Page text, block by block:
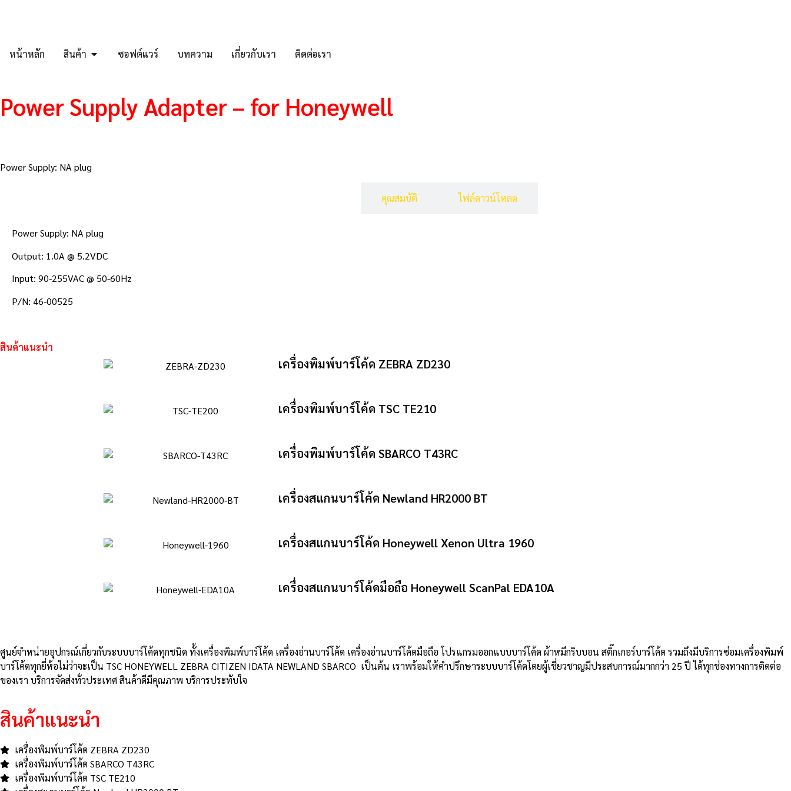
หน้าหลัก สินค้า ซอฟต์แวร์ บทความ เกี่ยวกับเรา ติดต่อเรา
Power Supply Adapter – for Honeywell
Power Supply: NA plug
คุณสมบัติ ไฟล์ดาวน์โหลด
Power Supply: NA plug
Output: 1.0A @ 5.2VDC
Input: 90-255VAC @ 50-60Hz
P/N: 46-00525
สินค้าแนะนำ
เครื่องพิมพ์บาร์โค้ด ZEBRA ZD230
เครื่องพิมพ์บาร์โค้ด TSC TE210
เครื่องพิมพ์บาร์โค้ด SBARCO T43RC
เครื่องสแกนบาร์โค้ด Newland HR2000 BT
เครื่องสแกนบาร์โค้ด Honeywell Xenon Ultra 1960
เครื่องสแกนบาร์โค้ดมือถือ Honeywell ScanPal EDA10A
ศูนย์จําหน่ายอุปกรณ์เกี่ยวกับระบบบาร์โค้ดทุกชนิด ทั้งเครื่องพิมพ์บาร์โค้ด เครื่องอ่านบาร์โค้ด เครื่องอ่านบาร์โค้ดมือถือ โปรแกรมออกแบบบาร์โค้ด ผ้าหมึกริบบอน สติ๊กเกอร์บาร์โค้ด รวมถึงมีบริการซ่อมเครื่องพิมพ์
บาร์โค้ดทุกยี่ห้อไม่ว่าจะเป็น TSC HONEYWELL ZEBRA CITIZEN IDATA NEWLAND SBARCO เป็นต้น เราพร้อมให้คำปรึกษาระบบบาร์โค้ดโดยผู้เชี่ยวชาญมีประสบการณ์มากกว่า 25 ปี ได้ทุกช่องทางการติดต่อ
ของเรา บริการจัดส่งทั่วประเทศ สินค้าดีมีคุณภาพ บริการประทับใจ
สินค้าแนะนำ
เครื่องพิมพ์บาร์โค้ด ZEBRA ZD230
เครื่องพิมพ์บาร์โค้ด SBARCO T43RC
เครื่องพิมพ์บาร์โค้ด TSC TE210